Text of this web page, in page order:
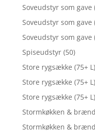
Soveudstyr som gave
Soveudstyr som gave
Soveudstyr som gave
Spiseudstyr (50)
Store rygsække (75+ L)
Store rygsække (75+ L)
Store rygsække (75+ L)
Stormkøkken &
Stormkøkken &